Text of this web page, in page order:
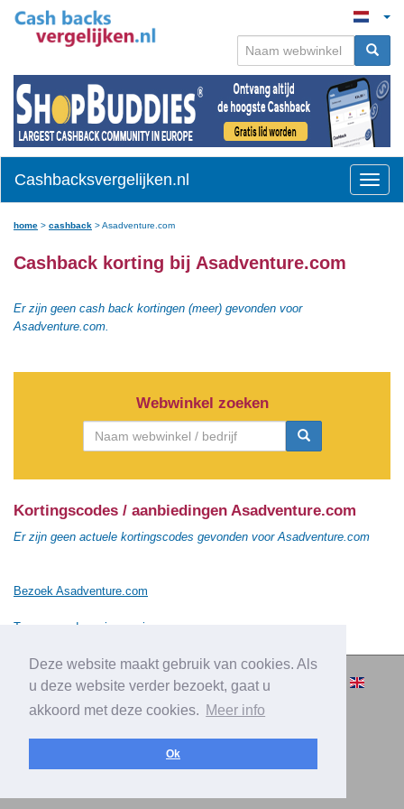
Deze website maakt gebruik van cookies. Als
u deze website verder bezoekt, gaat u
akkoord met deze cookies. Meer info
Ok
Toggle
Cashbacksvergelijken.nl
home > cashback >Asadventure.com
Cashback korting bij Asadventure.com
Er zijn geen cash back kortingen (meer) gevonden voor
Asadventure.com.
Webwinkel zoeken
Kortingscodes / aanbiedingen Asadventure.com
Er zijn geen actuele kortingscodes gevonden voor Asadventure.com
Bezoek Asadventure.com
Terug naar de vorige pagina
© 2010-2026 Cashbacksvergelijken.nl -
Over Cashbacksvergelijken.nl | Privacy |
Adverteren | Contact